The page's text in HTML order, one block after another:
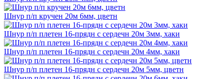
Шнур п/п кручен 20м 6мм, цветн
Шнур п/п плетен 16-прядн с сердечн 20м 3мм, хаки
Шнур п/п плетен 16-прядн с сердечн 20м 4мм, хаки
Шнур п/п плетен 16-прядн с сердечн 20м 5мм, цветн